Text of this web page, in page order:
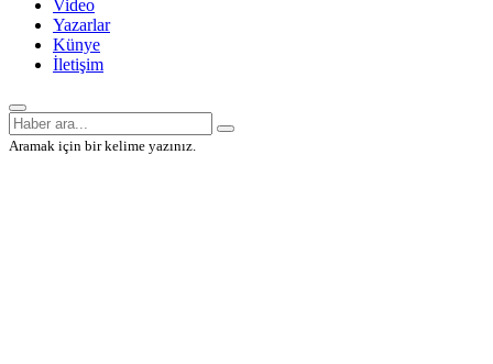
Video
Yazarlar
Künye
İletişim
Aramak için bir kelime yazınız.